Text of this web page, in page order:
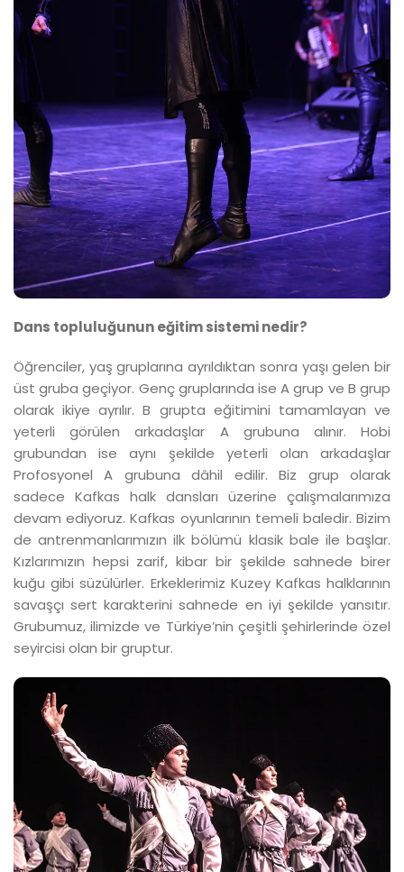
Dans topluluğunun eğitim sistemi nedir?
Öğrenciler, yaş gruplarına ayrıldıktan sonra yaşı gelen bir
üst gruba geçiyor. Genç gruplarında ise A grup ve B grup
olarak ikiye ayrılır. B grupta eğitimini tamamlayan ve
yeterli görülen arkadaşlar A grubuna alınır. Hobi
grubundan ise aynı şekilde yeterli olan arkadaşlar
Profosyonel A grubuna dâhil edilir. Biz grup olarak
sadece Kafkas halk dansları üzerine çalışmalarımıza
devam ediyoruz. Kafkas oyunlarının temeli baledir. Bizim
de antrenmanlarımızın ilk bölümü klasik bale ile başlar.
Kızlarımızın hepsi zarif, kibar bir şekilde sahnede birer
kuğu gibi süzülürler. Erkeklerimiz Kuzey Kafkas halklarının
savaşçı sert karakterini sahnede en iyi şekilde yansıtır.
Grubumuz, ilimizde ve Türkiye’nin çeşitli şehirlerinde özel
seyircisi olan bir gruptur.